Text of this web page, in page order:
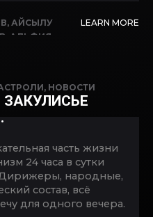
, АЙСЫЛУ
АЛЬФИЯ
,ОЛЕСЯ
КИЕКБАЕВ,
LEARN MORE
, НОВОСТИ
часть жизни
24 часа в сутки
Дирижеры, народные,
состав, всё
для одного вечера.